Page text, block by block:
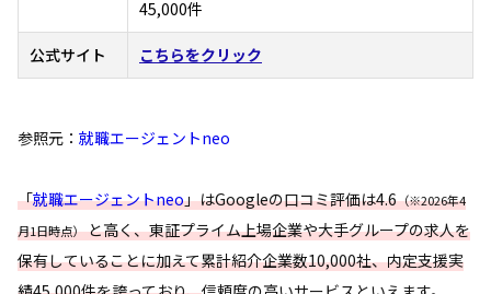
45,000件
公式サイト こちらをクリック
参照元： 就職エージェントneo
「就職エージェントneo」はGoogleの口コミ評価は4.6（※2026年4
月1日時点）と高く、東証プライム上場企業や大手グループの求人を
保有していることに加えて累計紹介企業数10,000社、内定支援実